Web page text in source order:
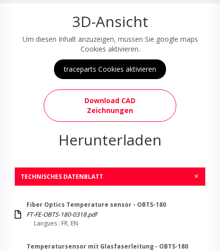
3D-Ansicht
Um diesen Inhalt anzuzeigen, müssen Sie google maps
Cookies aktivieren.
traceparts Cookies aktivieren
Download CAD
Zeichnungen
Herunterladen
TECHNISCHES DATENBLATT
Fiber Optics Temperature sensor - OBTS-180
FT-FE-OBTS-180-0318.pdf
Langues : FR, EN
Temperatursensor mit Glasfaserleitung - OBTS-180